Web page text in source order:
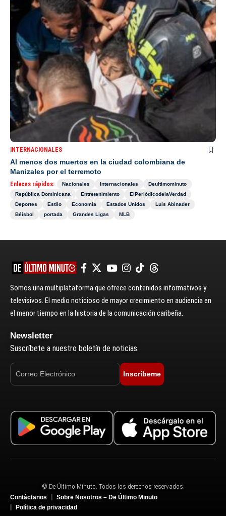
INTERNACIONALES
Al menos dos muertos en la ciudad colombiana de
Manizales por el terremoto
Enlaces rápidos: Nacionales Internacionales
Deultimominuto
República Dominicana
Entretenimiento
ElPeriódicodelaVerdad
Deportes
Estilo Economía Estados Unidos
Luis Abinader
Béisbol
portada Grandes Ligas MLB
Somos una multiplataforma que ofrece contenidos informativos y
televisivos. El medio noticioso de mayor crecimiento en audiencia en
el menor tiempo en la historia de la comunicación caribeña.
Newsletter
Suscríbete a nuestro boletín de noticias.
Inscríbeme
© De Último Minuto. Todos los derechos reservados.
Contáctanos
Sobre Nosotros – De Último Minuto
Política de privacidad